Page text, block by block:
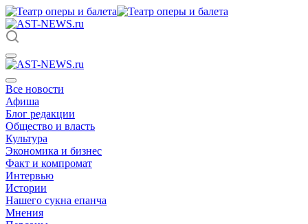
Все новости
Афиша
Блог редакции
Общество и власть
Культура
Экономика и бизнес
Факт и компромат
Интервью
Истории
Нашего сукна епанча
Мнения